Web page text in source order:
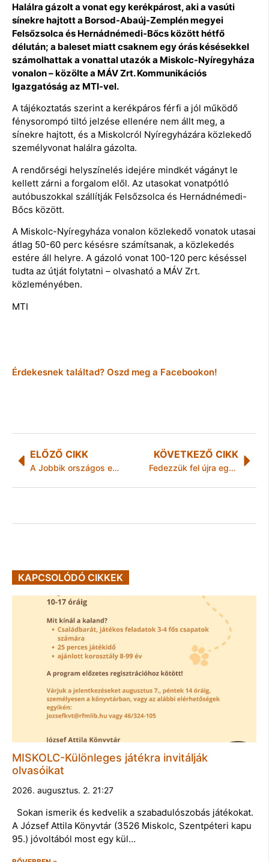
Halálra gázolt a vonat egy kerékpárost, aki a vasúti
sínekre hajtott a Borsod-Abaúj-Zemplén megyei
Felsőzsolca és Hernádnémedi-Bőcs között hétfő
délután; a baleset miatt csaknem egy órás késésekkel
számolhattak a vonattal utazók a Miskolc-Nyíregyháza
vonalon – közölte a MÁV Zrt. Kommunikációs
Igazgatóság az MTI-vel.
A tájékoztatás szerint a kerékpáros férfi a jól működő
fénysorompó tiltó jelzése ellenére nem állt meg, a
sínekre hajtott, és a Miskolcról Nyíregyházára közlekedő
személyvonat halálra gázolta.
A rendőrségi helyszínelés idejére mindkét vágányt le
kellett zárni a forgalom elől. Az utasokat vonatpótló
autóbuszokkal szállítják Felsőzsolca és Hernádnémedi-
Bőcs között.
A Miskolc-Nyíregyháza vonalon közlekedő vonatok utasai
átlag 50-60 perc késésre számítsanak, a közlekedés
estére áll helyre. A gázoló vonat 100-120 perc késéssel
tudta az útját folytatni – olvasható a MÁV Zrt.
közleményében.
MTI
Érdekesnek találtad? Oszd meg a Facebookon!
ELŐZŐ CIKK
A Jobbik országos elnöksége rendet tett Borsod megyében
KÖVETKEZŐ CIKK
Fedezzük fel újra együtt Miskolcot! – VárosJárás
KAPCSOLÓDÓ CIKKEK
MISKOLC-Különleges játékra invitálják
olvasóikat
2026. augusztus. 2. 21:27
Sokan ismerik és kedvelik a szabadulószobás játékokat.
A József Attila Könyvtár (3526 Miskolc, Szentpéteri kapu
95.) jóvoltából most egy kül…